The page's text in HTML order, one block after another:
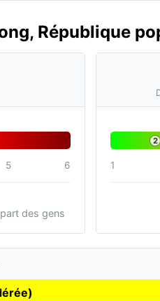
République
5 6
des gens
2
1